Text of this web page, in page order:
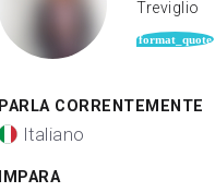
Treviglio
format_quote
PARLA CORRENTEMENTE
Italiano
IMPARA